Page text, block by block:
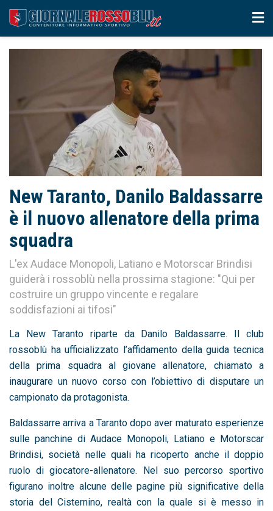
New Taranto, Danilo Baldassarre
è il nuovo allenatore della prima
squadra
L'ex Audace Monopoli, Latiano e Motorscar Brindisi
guiderà i rossoblù nella prossima stagione: "Qui per
costruire un gruppo vincente e regalare
soddisfazioni ai tifosi"
La New Taranto riparte da Danilo Baldassarre. Il club
rossoblù ha ufficializzato l’affidamento della guida tecnica
della prima squadra al giovane allenatore, chiamato a
inaugurare un nuovo corso con l’obiettivo di disputare un
campionato da protagonista.
Baldassarre arriva a Taranto dopo aver maturato esperienze
sulle panchine di Audace Monopoli, Latiano e Motorscar
Brindisi, società nelle quali ha ricoperto anche il doppio
ruolo di giocatore-allenatore. Nel suo percorso sportivo
figurano inoltre alcune delle pagine più significative della
storia del Cisternino, realtà con la quale si è messo in